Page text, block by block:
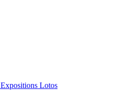
Expositions Lotos